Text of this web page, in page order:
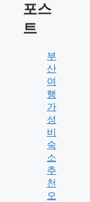
포스
트
부
산
여
행
가
성
비
숙
소
추
천
오